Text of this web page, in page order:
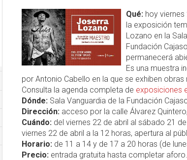
Qué:hoy viernes
la exposición
Lozano en la
Fundación
permanecerá
Es una muestra
por Antonio Cabello en la que se exhiben
Consulta la agenda completa de exposiciones
Dónde: Sala Vanguardia de la Fundación
Dirección: acceso por la calle Álvarez
Cuándo: del viernes 22 de abril al sábado 21
viernes 22 de abril a la 12 horas, apertura al
Horario: de 11 a 14 y de 17 a 20 horas (de
Precio: entrada gratuita hasta completar aforo.